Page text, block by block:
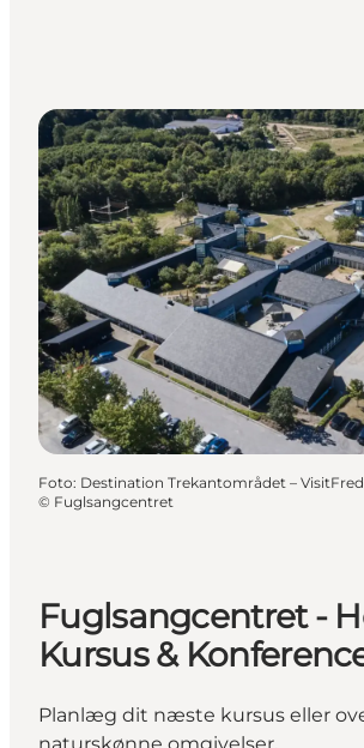
Foto: Destination Trekantområdet –
© Fuglsangcentret
Fuglsangcentret -
Kursus &
Planlæg dit næste kursus eller